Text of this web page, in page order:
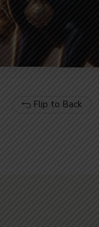
Flip to Back